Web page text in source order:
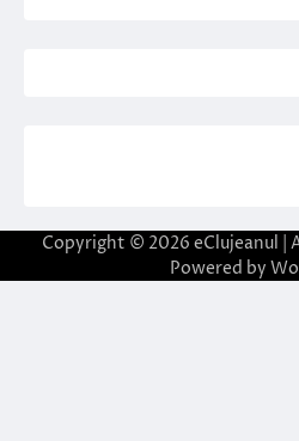
Copyright © 2026 eClujeanul |
Powered by